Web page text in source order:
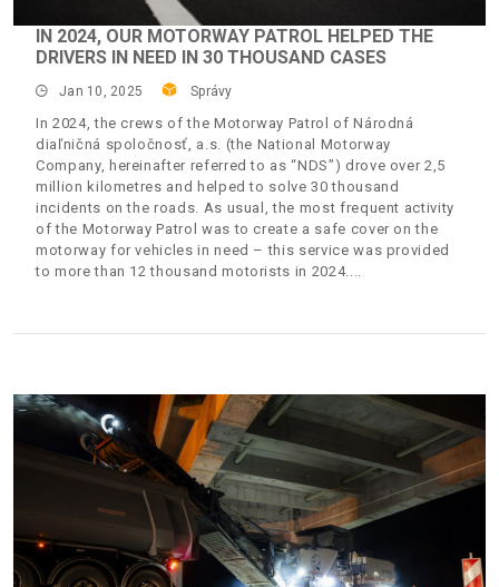
IN 2024, OUR MOTORWAY PATROL HELPED THE
DRIVERS IN NEED IN 30 THOUSAND CASES
Jan 10, 2025 Správy
In 2024, the crews of the Motorway Patrol of Národná
diaľničná spoločnosť, a.s. (the National Motorway
Company, hereinafter referred to as “NDS”) drove over 2,5
million kilometres and helped to solve 30 thousand
incidents on the roads. As usual, the most frequent activity
of the Motorway Patrol was to create a safe cover on the
motorway for vehicles in need – this service was provided
to more than 12 thousand motorists in 2024.